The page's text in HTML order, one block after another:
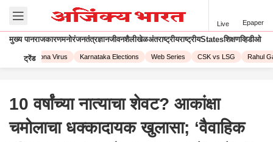
Live Epaper
मुख्य पानराजकारणमनोरंजनतंत्रज्ञानजीवनशैलीखेळअंतराष्ट्रीयराष्ट्रीयStatesशिक्षणव्हिडीओ
ट्रेंड
Corona Virus Karnataka Elections Web Series CSK vs LSG Rahul
10 वर्षांच्या नात्याचा शेवट? आकांक्षा
चमोलाचा धक्कादायक खुलासा; ‘वैवाहिक